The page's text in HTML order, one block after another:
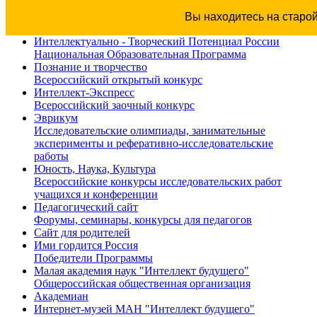
Вы находитесь на
Интеллектуально - Творческий Потенциал России
Национальная Образовательная Программа
Познание и творчество
Всероссийский открытый конкурс
Интеллект-Экспресс
Всероссийский заочный конкурс
Эврикум
Исследовательские олимпиады, занимательные
эксперименты и реферативно-исследовательские
работы
Юность, Наука, Культура
Всероссийские конкурсы исследовательских работ
учащихся и конференции
Педагогический сайт
Форумы, семинары, конкурсы для педагогов
Сайт для родителей
Ими гордится Россия
Победители Программы
Малая академия наук "Интеллект будущего"
Общероссийская общественная организация
Академиан
Интернет-музей МАН "Интеллект будущего"